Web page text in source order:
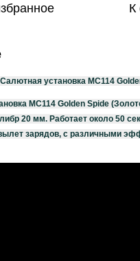
К
Салютная установка MC114
MC114 Golden Spide
20 мм. Работает около 50
зарядов, с различными